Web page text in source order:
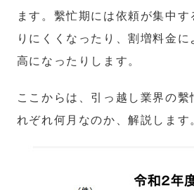
ます。繫忙期には依頼が集中す
りにくくなったり、割増料金に
高になったりします。
ここからは、引っ越し業界の繫
れぞれ何月なのか、解説します